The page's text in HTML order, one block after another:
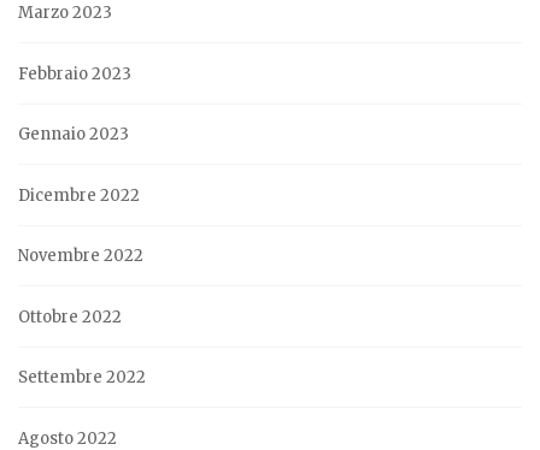
Marzo 2023
Febbraio 2023
Gennaio 2023
Dicembre 2022
Novembre 2022
Ottobre 2022
Settembre 2022
Agosto 2022